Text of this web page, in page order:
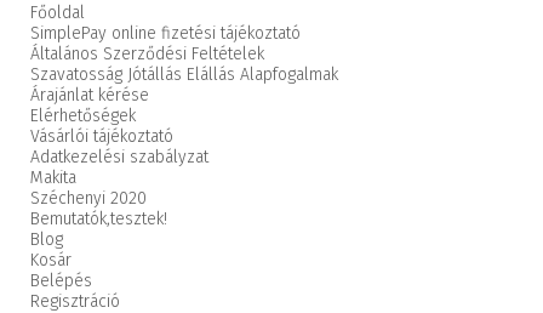
Főoldal
SimplePay online fizetési tájékoztató
Általános Szerződési Feltételek
Szavatosság Jótállás Elállás Alapfogalmak
Árajánlat kérése
Elérhetőségek
Vásárlói tájékoztató
Adatkezelési szabályzat
Makita
Széchenyi 2020
Bemutatók,tesztek!
Blog
Kosár
Belépés
Regisztráció